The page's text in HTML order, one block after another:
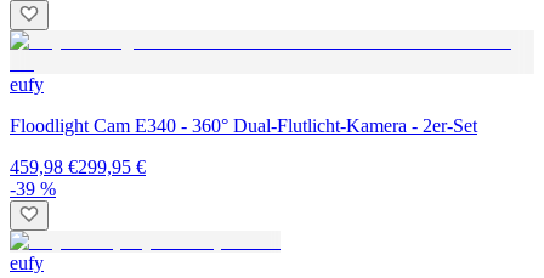
eufy
Floodlight Cam E340 - 360° Dual-Flutlicht-Kamera - 2er-Set
459,98 €299,95 €
-39 %
eufy